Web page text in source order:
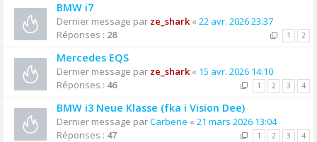
BMW i7
Dernier message par ze_shark« 22 avr. 2026 23:37
Réponses : 28 1 2
Mercedes EQS
Dernier message par ze_shark« 15 avr. 2026 14:10
Réponses : 46 1 2 3 4
BMW i3 Neue Klasse (fka i Vision Dee)
Dernier message parCarbene « 21 mars 2026 13:04
Réponses : 47 1 2 3 4